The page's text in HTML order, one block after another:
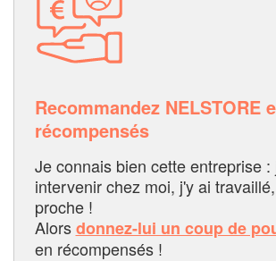
Recommandez NELSTORE
récompensés
Je connais bien cette entreprise :
intervenir chez moi, j'y ai
proche !
Alorsdonnez-lui un coup de
en récompensés !